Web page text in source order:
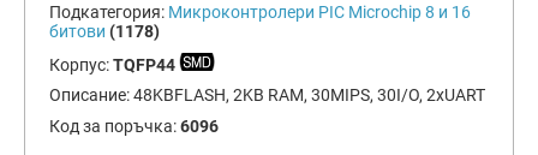
Подкатегория: Микроконтролери PIC Microchip 8 и 16
битови (1178)
Корпус:TQFP44
Описание:48KBFLASH, 2KB RAM, 30MIPS, 30I/O, 2xUART
Код за поръчка:6096